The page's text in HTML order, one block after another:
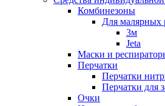
Комбинезоны
Для малярных
3м
Jeta
Маски и
Перчатки
Перчатки
Перчатки для
Очки